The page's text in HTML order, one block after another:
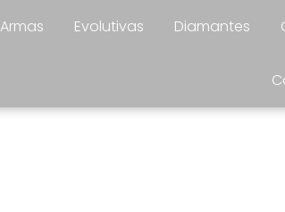
Armas Evolutivas Diamantes